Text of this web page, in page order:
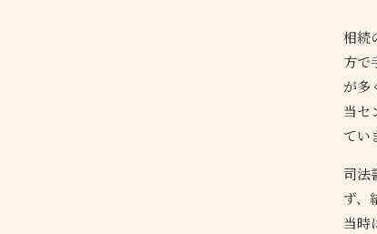
相続
方で
が多
当セ
てい
司法
ず、
当時